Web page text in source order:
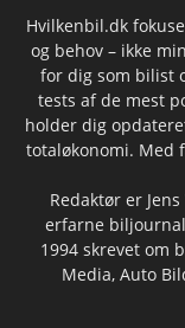
Hvilkenbil.dk
og behov – ikke
for dig som bilist
tests af de mest
holder dig
totaløkonomi. Med
Redaktør er
erfarne
1994 skrevet om
Media, Auto